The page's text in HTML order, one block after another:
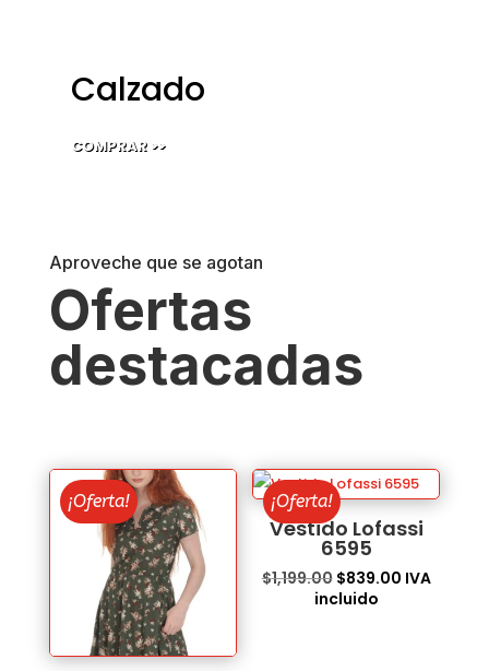
Calzado
COMPRAR >>
Aproveche que se agotan
Ofertas
destacadas
¡Oferta! ¡Oferta!
Vestido Lofassi
6595
$1,199.00 El
precio
$839.00ElIVA
incluido